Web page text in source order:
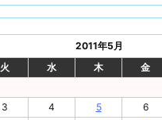
2011年5月
火 水 木 金
3 4 5 6